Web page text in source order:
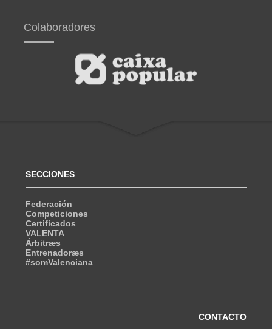
Colaboradores
SECCIONES
Federación
Competiciones
Certificados
VALENTA
Árbitræs
Entrenadoræs
#somValenciana
CONTACTO